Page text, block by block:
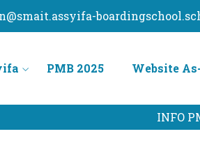
PMB 2025 Website
INFO PMB